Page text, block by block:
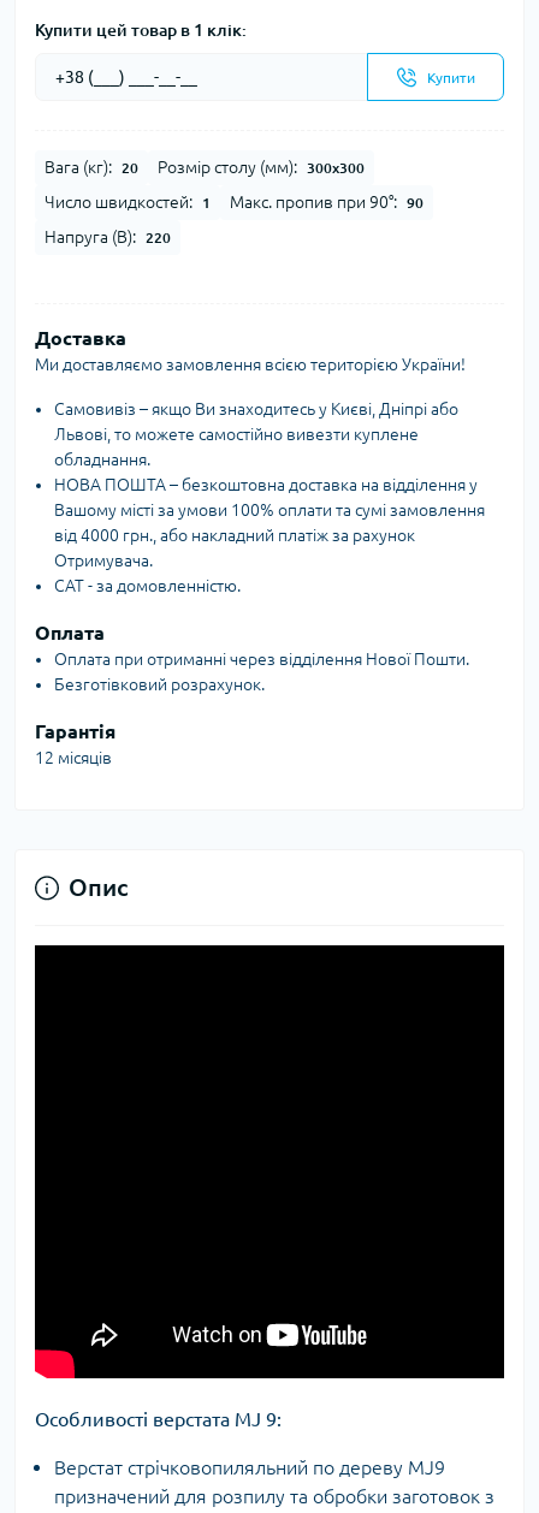
Купити цей товар в 1 клік:
Купити
Вага (кг): 20 Розмір столу (мм): 300х300
Число швидкостей: 1 Макс. пропив при 90°: 90
Напруга (В): 220
Доставка
Ми доставляємо замовлення всією територією України!
Самовивіз – якщо Ви знаходитесь у Києві, Дніпрі або
Львові, то можете самостійно вивезти куплене
обладнання.
НОВА ПОШТА – безкоштовна доставка на відділення у
Вашому місті за умови 100% оплати та сумі замовлення
від 4000 грн., або накладний платіж за рахунок
Отримувача.
САТ - за домовленністю.
Оплата
Оплата при отриманні через відділення Нової Пошти.
Безготівковий розрахунок.
Гарантія
12 місяців
Опис
Особливості верстата MJ 9:
Верстат стрічковопиляльний по дереву MJ9
призначений для розпилу та обробки заготовок з